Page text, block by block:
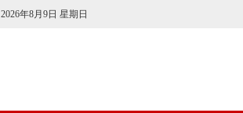
2026年8月9日 星期日